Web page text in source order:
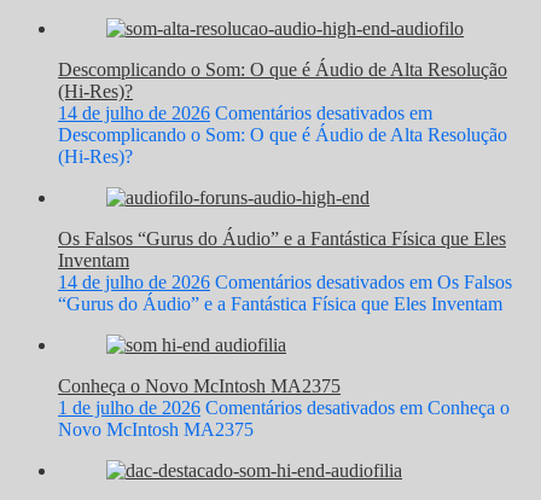
Descomplicando o Som: O que é Áudio de Alta Resolução
(Hi-Res)?
14 de julho de 2026 Comentários desativados em
Descomplicando o Som: O que é Áudio de Alta Resolução
(Hi-Res)?
Os Falsos “Gurus do Áudio” e a Fantástica Física que Eles
Inventam
14 de julho de 2026 Comentários desativados em Os Falsos
“Gurus do Áudio” e a Fantástica Física que Eles Inventam
Conheça o Novo McIntosh MA2375
1 de julho de 2026 Comentários desativados em Conheça o
Novo McIntosh MA2375